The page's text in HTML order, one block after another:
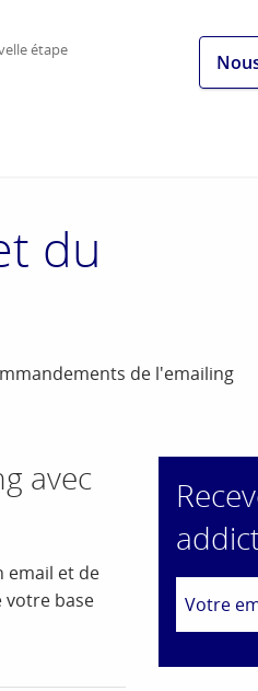
étape
du
de l'emailing
avec
email et de
votre base